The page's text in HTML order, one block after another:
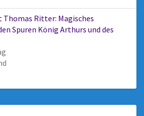
Thomas Ritter: Magisches
Spuren König Arthurs und des